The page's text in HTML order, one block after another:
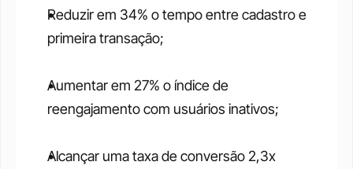
Reduzir em 34% o tempo entre cadastro e
primeira transação;
Aumentar em 27% o índice de
reengajamento com usuários inativos;
Alcançar uma taxa de conversão 2,3x